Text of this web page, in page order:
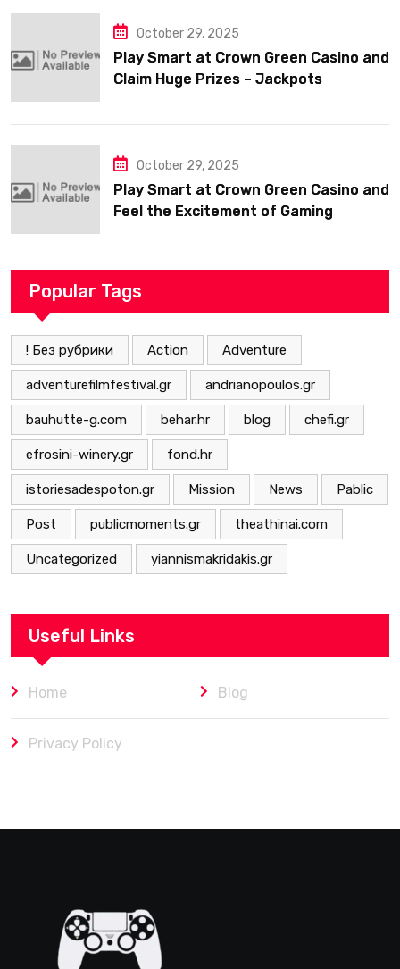
October 29, 2025
Play Smart at Crown Green Casino and
Claim Huge Prizes – Jackpots
October 29, 2025
Play Smart at Crown Green Casino and
Feel the Excitement of Gaming
Popular Tags
! Без рубрики Action Adventure
adventurefilmfestival.gr andrianopoulos.gr
bauhutte-g.com behar.hr blog chefi.gr
efrosini-winery.gr fond.hr
istoriesadespoton.gr Mission News Pablic
Post publicmoments.gr theathinai.com
Uncategorized yiannismakridakis.gr
Useful Links
Home Blog
Privacy Policy